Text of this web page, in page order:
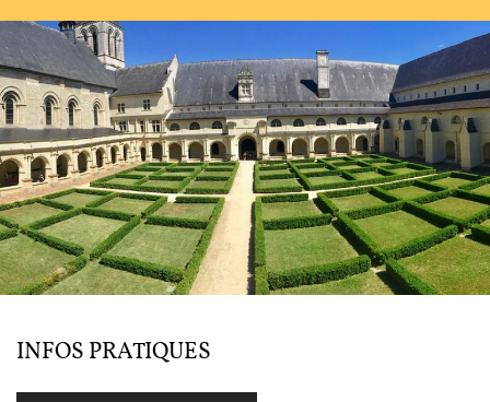
L'ENSEMBLE JACQUES MODERNE
JOËL SUHUBIETTE
AGENDA
PROGRAMMES
MÉDIATION CULTURELLE
Nous soutenir Vidéos
INFOS PRATIQUES